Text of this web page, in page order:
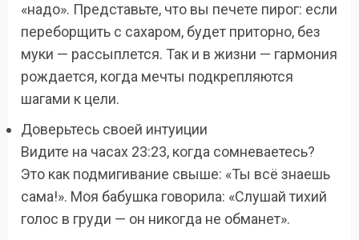
«надо». Представьте, что вы печете пирог: если
переборщить с сахаром, будет приторно, без
муки — рассыплется. Так и в жизни — гармония
рождается, когда мечты подкрепляются
шагами к цели.
Доверьтесь своей интуиции
Видите на часах 23:23, когда сомневаетесь?
Это как подмигивание свыше: «Ты всё знаешь
сама!». Моя бабушка говорила: «Слушай тихий
голос в груди — он никогда не обманет».